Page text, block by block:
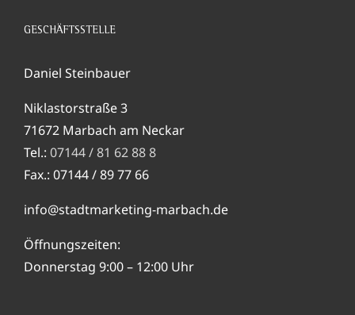
GESCHÄFTSSTELLE
Daniel Steinbauer
Niklastorstraße 3
71672 Marbach am Neckar
Tel.: 07144 / 81 62 88 8
Fax.: 07144 / 89 77 66
info@stadtmarketing-marbach.de
Öffnungszeiten:
Donnerstag 9:00 – 12:00 Uhr